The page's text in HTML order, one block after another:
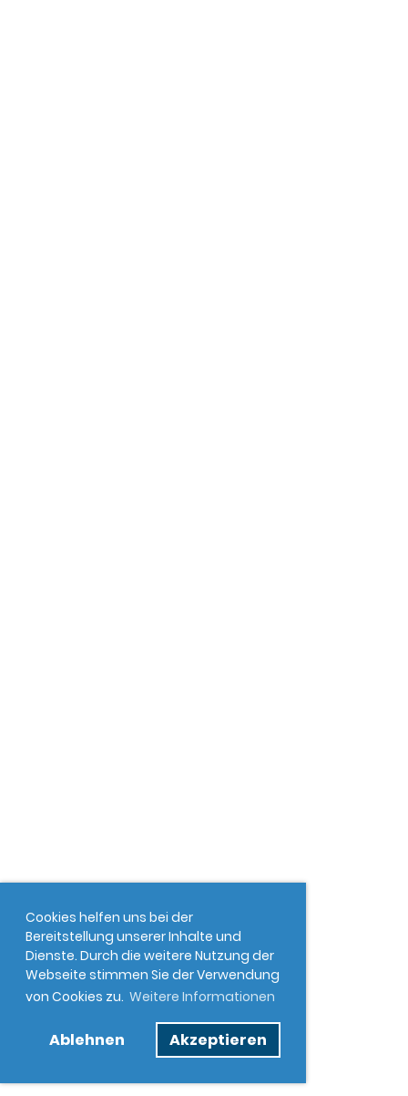
Cookies helfen uns bei der
Bereitstellung unserer Inhalte und
Dienste. Durch die weitere Nutzung der
Webseite stimmen Sie der Verwendung
von Cookies zu. Weitere Informationen
Ablehnen Akzeptieren